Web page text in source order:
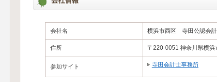
会社名 横浜市西区 寺田公認会
住所 〒220-0051 神奈川県横
参加サイト 寺田会計士事務所